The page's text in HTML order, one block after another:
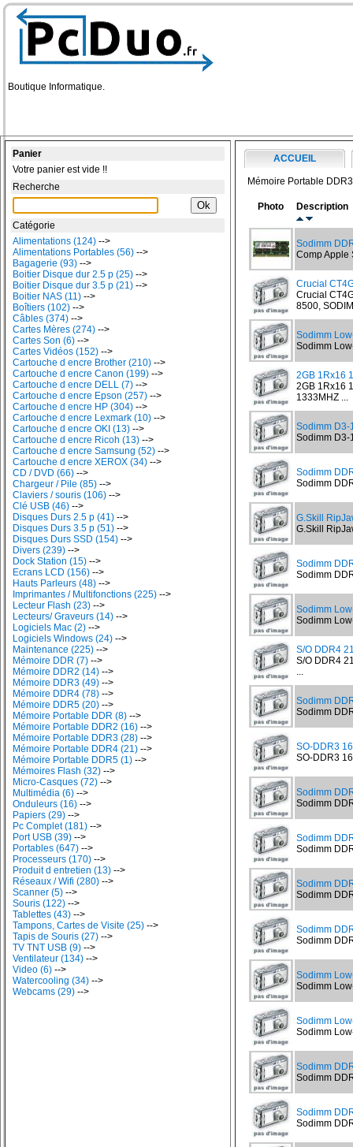
Boutique Informatique.
Panier
Votre panier est vide !!
Recherche
Catégorie
Alimentations (124) -->
Alimentations Portables (56) -->
Bagagerie (93) -->
Boitier Disque dur 2.5 p (25) -->
Boitier Disque dur 3.5 p (21) -->
Boitier NAS (11) -->
Boîtiers (102) -->
Câbles (374) -->
Cartes Mères (274) -->
Cartes Son (6) -->
Cartes Vidéos (152) -->
Cartouche d encre Brother (210) -->
Cartouche d encre Canon (199) -->
Cartouche d encre DELL (7) -->
Cartouche d encre Epson (257) -->
Cartouche d encre HP (304) -->
Cartouche d encre Lexmark (10) -->
Cartouche d encre OKI (13) -->
Cartouche d encre Ricoh (13) -->
Cartouche d encre Samsung (52) -->
Cartouche d encre XEROX (34) -->
CD / DVD (66) -->
Chargeur / Pile (85) -->
Claviers / souris (106) -->
Clé USB (46) -->
Disques Durs 2.5 p (41) -->
Disques Durs 3.5 p (51) -->
Disques Durs SSD (154) -->
Divers (239) -->
Dock Station (15) -->
Ecrans LCD (156) -->
Hauts Parleurs (48) -->
Imprimantes / Multifonctions (225) -->
Lecteur Flash (23) -->
Lecteurs/ Graveurs (14) -->
Logiciels Mac (2) -->
Logiciels Windows (24) -->
Maintenance (225) -->
Mémoire DDR (7) -->
Mémoire DDR2 (14) -->
Mémoire DDR3 (49) -->
Mémoire DDR4 (78) -->
Mémoire DDR5 (20) -->
Mémoire Portable DDR (8) -->
Mémoire Portable DDR2 (16) -->
Mémoire Portable DDR3 (28) -->
Mémoire Portable DDR4 (21) -->
Mémoire Portable DDR5 (1) -->
Mémoires Flash (32) -->
Micro-Casques (72) -->
Multimédia (6) -->
Onduleurs (16) -->
Papiers (29) -->
Pc Complet (181) -->
Port USB (39) -->
Portables (647) -->
Processeurs (170) -->
Produit d entretien (13) -->
Réseaux / Wifi (280) -->
Scanner (5) -->
Souris (122) -->
Tablettes (43) -->
Tampons, Cartes de Visite (25) -->
Tapis de Souris (27) -->
TV TNT USB (9) -->
Ventilateur (134) -->
Video (6) -->
Watercooling (34) -->
Webcams (29) -->
ACCUEIL
Mémoire Portable
Photo Description
Sodimm
Comp Apple
Crucial
Crucial
8500,
Sodimm
Sodimm
2GB 1Rx16
2GB 1Rx16
1333MHZ ...
Sodimm D3-
Sodimm D3-
Sodimm
Sodimm
G.Skill
G.Skill
Sodimm
Sodimm
Sodimm
Sodimm
S/O DDR4
S/O DDR4
...
Sodimm
Sodimm
SO-DDR3
SO-DDR3
Sodimm
Sodimm
Sodimm
Sodimm
Sodimm
Sodimm
Sodimm
Sodimm
Sodimm
Sodimm
Sodimm
Sodimm
Sodimm
Sodimm
Sodimm
Sodimm